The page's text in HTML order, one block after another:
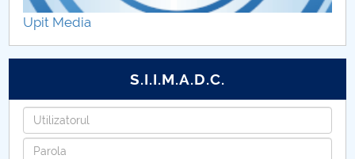
Upit Media
S.I.I.M.A.D.C.
Utilizatorul
Parola